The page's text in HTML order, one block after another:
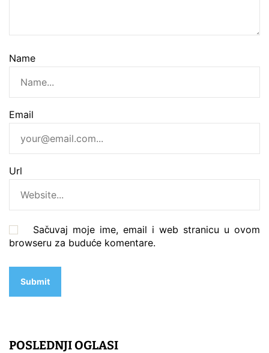
Name
Email
Url
Sačuvaj moje ime, email i web stranicu u ovom
browseru za buduće komentare.
POSLEDNJI OGLASI